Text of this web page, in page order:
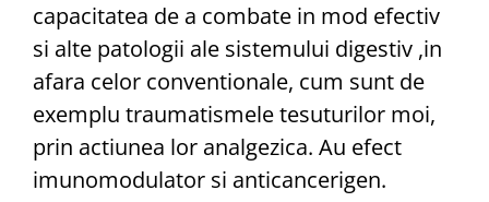
capacitatea de a combate in mod efectiv
si alte patologii ale sistemului digestiv ,in
afara celor conventionale, cum sunt de
exemplu traumatismele tesuturilor moi,
prin actiunea lor analgezica. Au efect
imunomodulator si anticancerigen.